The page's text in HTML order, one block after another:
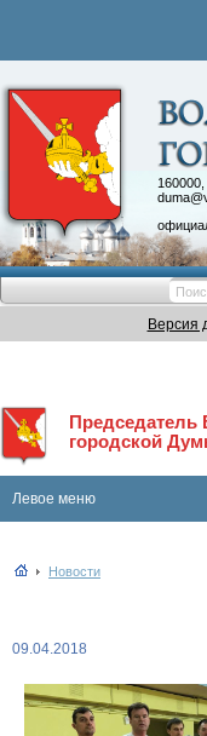
160000,
Версия
Председатель
городской
Левое меню
Новости
09.04.2018